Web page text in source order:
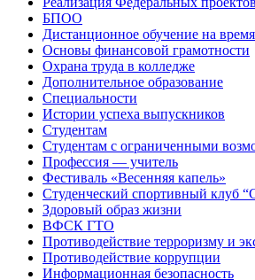
БПОО
Дистанционное обучение на
Основы финансовой грамотности
Охрана труда в колледже
Дополнительное образование
Специальности
Истории успеха выпускников
Студентам
Студентам с ограниченными
Профессия — учитель
Фестиваль «Весенняя капель»
Студенческий спортивный
Здоровый образ жизни
ВФСК ГТО
Противодействие терроризму и
Противодействие коррупции
Информационная безопасность